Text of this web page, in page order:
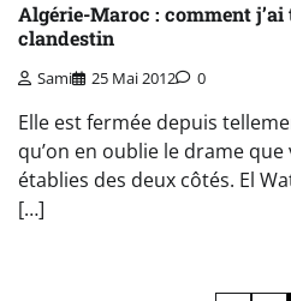
Algérie-Maroc : comment
clandestin
Sami 25 Mai 2012 0
Elle est fermée depuis
qu’on en oublie le drame
établies des deux côtés. El
[…]